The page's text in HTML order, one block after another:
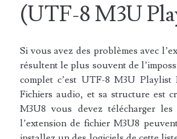
(UTF-8 M3U
Si vous avez des problèmes avec
résultent le plus souvent de
complet c’est UTF-8 M3U
Fichiers audio, et sa structure est
M3U8 vous devez télécharger les
l’extension de fichier M3U8